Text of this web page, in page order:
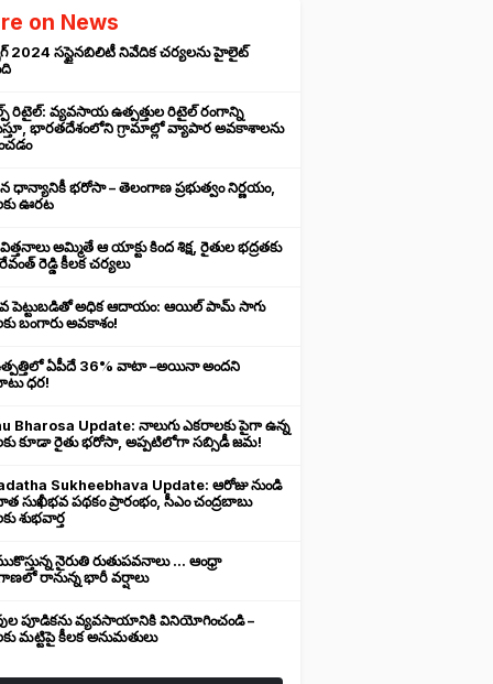
on News
2024 సస్టైనబిలిటీ నివేదిక చర్యలను హైలైట్
రిటైల్: వ్యవసాయ ఉత్పత్తుల రిటైల్ రంగాన్ని
భారతదేశంలోని గ్రామాల్లో వ్యాపార అవకాశాలను
ధాన్యానికీ భరోసా – తెలంగాణ ప్రభుత్వం నిర్ణయం,
ఊరట
అమ్మితే ఆ యాక్టు కింద శిక్ష, రైతుల భద్రతకు
రెడ్డి కీలక చర్యలు
పెట్టుబడితో అధిక ఆదాయం: ఆయిల్ పామ్ సాగు
బంగారు అవకాశం!
ఏపీదే 36% వాటా –అయినా అందని
ధర!
Bharosa Update: నాలుగు ఎకరాలకు పైగా ఉన్న
కూడా రైతు భరోసా, అప్పటిలోగా సబ్సిడీ జమ!
Sukheebhava Update: ఆరోజు నుండి
సుఖీభవ పథకం ప్రారంభం, సీఎం చంద్రబాబు
శుభవార్త
నైరుతి రుతుపవనాలు ... ఆంధ్రా
రానున్న భారీ వర్షాలు
పూడికను వ్యవసాయానికి వినియోగించండి –
మట్టిపై కీలక అనుమతులు